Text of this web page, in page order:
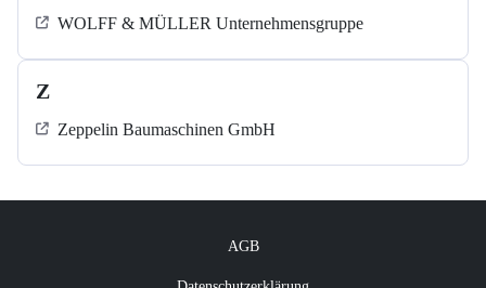
WOLFF & MÜLLER Unternehmensgruppe
Z
Zeppelin Baumaschinen GmbH
AGB